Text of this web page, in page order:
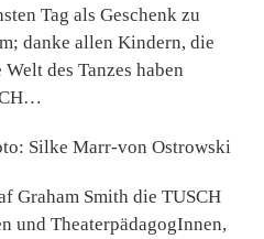
Tag als Geschenk zu
danke allen Kindern, die
des Tanzes haben
Silke Marr-von Ostrowski
Graham Smith die TUSCH
und TheaterpädagogInnen,